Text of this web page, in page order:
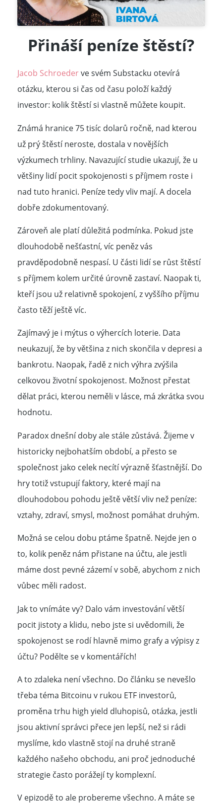
Přináší peníze štěstí?
Jacob Schroederve svém Substacku otevírá
otázku, kterou si čas od času položí každý
investor: kolik štěstí si vlastně můžete koupit.
Známá hranice 75 tisíc dolarů ročně, nad kterou
už prý štěstí neroste, dostala v novějších
výzkumech trhliny. Navazující studie ukazují, že u
většiny lidí pocit spokojenosti s příjmem roste i
nad tuto hranici. Peníze tedy vliv mají. A docela
dobře zdokumentovaný.
Zároveň ale platí důležitá podmínka. Pokud jste
dlouhodobě nešťastní, víc peněz vás
pravděpodobně nespasí. U části lidí se růst štěstí
s příjmem kolem určité úrovně zastaví. Naopak ti,
kteří jsou už relativně spokojení, z vyššího příjmu
často těží ještě víc.
Zajímavý je i mýtus o výhercích loterie. Data
neukazují, že by většina z nich skončila v depresi a
bankrotu. Naopak, řadě z nich výhra zvýšila
celkovou životní spokojenost. Možnost přestat
dělat práci, kterou neměli v lásce, má zkrátka svou
hodnotu.
Paradox dnešní doby ale stále zůstává. Žijeme v
historicky nejbohatším období, a přesto se
společnost jako celek necítí výrazně šťastnější. Do
hry totiž vstupují faktory, které mají na
dlouhodobou pohodu ještě větší vliv než peníze:
vztahy, zdraví, smysl, možnost pomáhat druhým.
Možná se celou dobu ptáme špatně. Nejde jen o
to, kolik peněz nám přistane na účtu, ale jestli
máme dost pevné zázemí v sobě, abychom z nich
vůbec měli radost.
Jak to vnímáte vy? Dalo vám investování větší
pocit jistoty a klidu, nebo jste si uvědomili, že
spokojenost se rodí hlavně mimo grafy a výpisy z
účtu? Podělte se v komentářích!
A to zdaleka není všechno. Do článku se nevešlo
třeba téma Bitcoinu v rukou ETF investorů,
proměna trhu high yield dluhopisů, otázka, jestli
jsou aktivní správci přece jen lepší, než si rádi
myslíme, kdo vlastně stojí na druhé straně
každého našeho obchodu, ani proč jednoduché
strategie často porážejí ty komplexní.
V epizodě to ale probereme všechno. A máte se